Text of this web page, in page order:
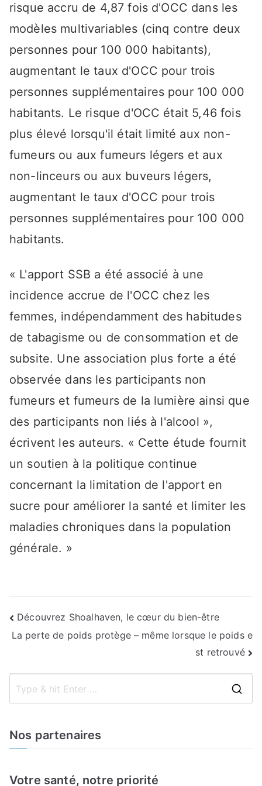
risque accru de 4,87 fois d'OCC dans les
modèles multivariables (cinq contre deux
personnes pour 100 000 habitants),
augmentant le taux d'OCC pour trois
personnes supplémentaires pour 100 000
habitants. Le risque d'OCC était 5,46 fois
plus élevé lorsqu'il était limité aux non-
fumeurs ou aux fumeurs légers et aux
non-linceurs ou aux buveurs légers,
augmentant le taux d'OCC pour trois
personnes supplémentaires pour 100 000
habitants.
« L'apport SSB a été associé à une
incidence accrue de l'OCC chez les
femmes, indépendamment des habitudes
de tabagisme ou de consommation et de
subsite. Une association plus forte a été
observée dans les participants non
fumeurs et fumeurs de la lumière ainsi que
des participants non liés à l'alcool »,
écrivent les auteurs. « Cette étude fournit
un soutien à la politique continue
concernant la limitation de l'apport en
sucre pour améliorer la santé et limiter les
maladies chroniques dans la population
générale. »
Navigation
de
l’article
Découvrez Shoalhaven, le cœur du bien-être
La perte de poids protège – même lorsque le poids e
st retrouvé
Nos partenaires
Votre santé, notre priorité